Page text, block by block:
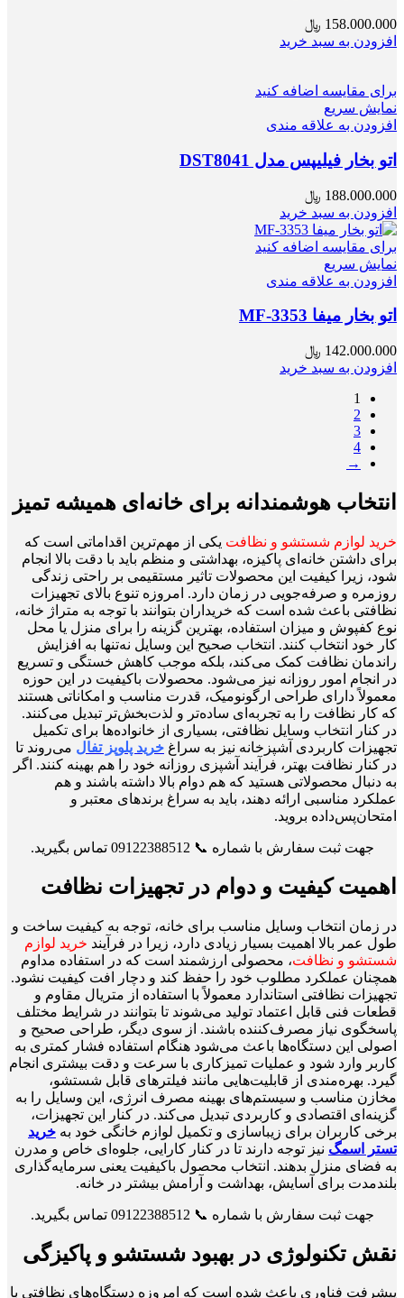
158.000.000 ﷼
افزودن به سبد خرید
برای مقایسه اضافه کنید
نمایش سریع
افزودن به علاقه مندی
اتو بخار فیلیپس مدل DST8041
188.000.000 ﷼
افزودن به سبد خرید
برای مقایسه اضافه کنید
نمایش سریع
افزودن به علاقه مندی
اتو بخار میفا MF-3353
142.000.000 ﷼
افزودن به سبد خرید
1
2
3
4
→
انتخاب هوشمندانه برای خانه‌ای همیشه تمیز
خرید لوازم شستشو و نظافت یکی از مهم‌ترین اقداماتی است که
برای داشتن خانه‌ای پاکیزه، بهداشتی و منظم باید با دقت بالا انجام
شود، زیرا کیفیت این محصولات تاثیر مستقیمی بر راحتی زندگی
روزمره و صرفه‌جویی در زمان دارد. امروزه تنوع بالای تجهیزات
نظافتی باعث شده است که خریداران بتوانند با توجه به متراژ خانه،
نوع کفپوش و میزان استفاده، بهترین گزینه را برای منزل یا محل
کار خود انتخاب کنند. انتخاب صحیح این وسایل نه‌تنها به افزایش
راندمان نظافت کمک می‌کند، بلکه موجب کاهش خستگی و تسریع
در انجام امور روزانه نیز می‌شود. محصولات باکیفیت در این حوزه
معمولاً دارای طراحی ارگونومیک، قدرت مناسب و امکاناتی هستند
که کار نظافت را به تجربه‌ای ساده‌تر و لذت‌بخش‌تر تبدیل می‌کنند.
در کنار انتخاب وسایل نظافتی، بسیاری از خانواده‌ها برای تکمیل
تجهیزات کاربردی آشپزخانه نیز به سراغ خرید پلوپز تفال می‌روند تا
در کنار نظافت بهتر، فرآیند آشپزی روزانه خود را هم بهینه کنند. اگر
به دنبال محصولاتی هستید که هم دوام بالا داشته باشند و هم
عملکرد مناسبی ارائه دهند، باید به سراغ برندهای معتبر و
امتحان‌پس‌داده بروید.
جهت ثبت سفارش با شماره 📞 09122388512 تماس بگیرید.
اهمیت کیفیت و دوام در تجهیزات نظافت
در زمان انتخاب وسایل مناسب برای خانه، توجه به کیفیت ساخت و
طول عمر بالا اهمیت بسیار زیادی دارد، زیرا در فرآیند خرید لوازم
شستشو و نظافت، محصولی ارزشمند است که در استفاده مداوم
همچنان عملکرد مطلوب خود را حفظ کند و دچار افت کیفیت نشود.
تجهیزات نظافتی استاندارد معمولاً با استفاده از متریال مقاوم و
قطعات فنی قابل اعتماد تولید می‌شوند تا بتوانند در شرایط مختلف
پاسخگوی نیاز مصرف‌کننده باشند. از سوی دیگر، طراحی صحیح و
اصولی این دستگاه‌ها باعث می‌شود هنگام استفاده فشار کمتری به
کاربر وارد شود و عملیات تمیزکاری با سرعت و دقت بیشتری انجام
گیرد. بهره‌مندی از قابلیت‌هایی مانند فیلترهای قابل شستشو،
مخازن مناسب و سیستم‌های بهینه مصرف انرژی، این وسایل را به
گزینه‌ای اقتصادی و کاربردی تبدیل می‌کند. در کنار این تجهیزات،
برخی کاربران برای زیباسازی و تکمیل لوازم خانگی خود به خرید
تستر اسمگ نیز توجه دارند تا در کنار کارایی، جلوه‌ای خاص و مدرن
به فضای منزل بدهند. انتخاب محصول باکیفیت یعنی سرمایه‌گذاری
بلندمدت برای آسایش، بهداشت و آرامش بیشتر در خانه.
جهت ثبت سفارش با شماره 📞 09122388512 تماس بگیرید.
نقش تکنولوژی در بهبود شستشو و پاکیزگی
پیشرفت فناوری باعث شده است که امروزه دستگاه‌های نظافتی با